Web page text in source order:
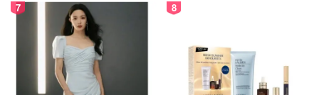
Prolific：是一个为高质量研究学者提供学术调查的
平台，因此奖励相对丰厚一些，一般参与调查可能会得
到5镑-10镑左右的奖励。
7 8